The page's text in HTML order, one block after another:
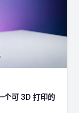
个可 3D 打印的